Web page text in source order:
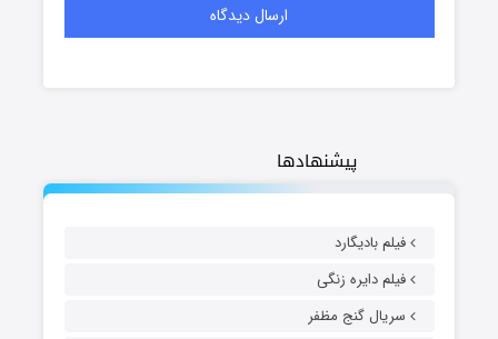
پیشنهادها
فیلم بادیگارد
فیلم دایره زنگی
سریال گنج مظفر